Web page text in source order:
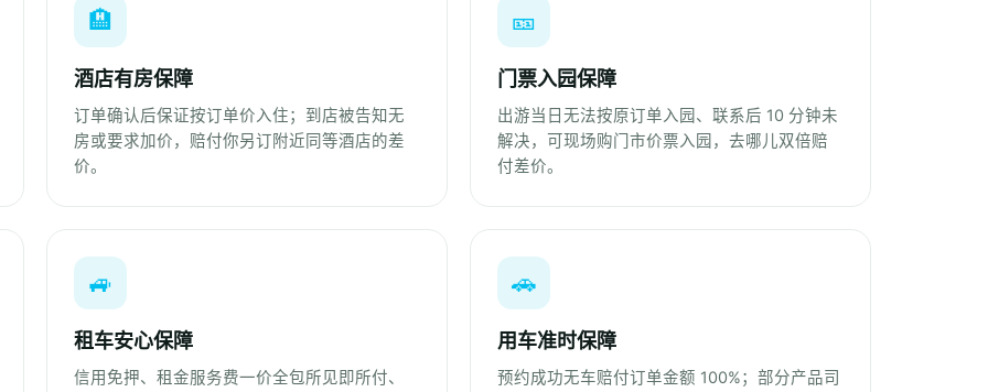
🏨
酒店有房保障
订单确认后保证按订单价入住；到店被告知无
房或要求加价，赔付你另订附近同等酒店的差
价。
🎫
门票入园保障
出游当日无法按原订单入园、联系后 10 分钟未
解决，可现场购门市价票入园，去哪儿双倍赔
付差价。
🚙
租车安心保障
信用免押、租金服务费一价全包所见即所付、
🚗
用车准时保障
预约成功无车赔付订单金额 100%；部分产品司